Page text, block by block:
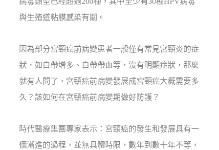
與生殖道粘膜感染有關。
因為部分宮頸癌前病變患者一般僅有常見宮頸炎的症
狀，如白帶增多、白帶帶血等，沒有明顯症狀，那麼
就有人問了，宮頸癌前病變發展成宮頸癌大概需要多
久？該如何在宮頸癌前病變期做好防護？
時代醫療集團專家表示：宮頸癌的發生和發展具有一
個漸進的過程，並無具體時限，數年到數十年不等，